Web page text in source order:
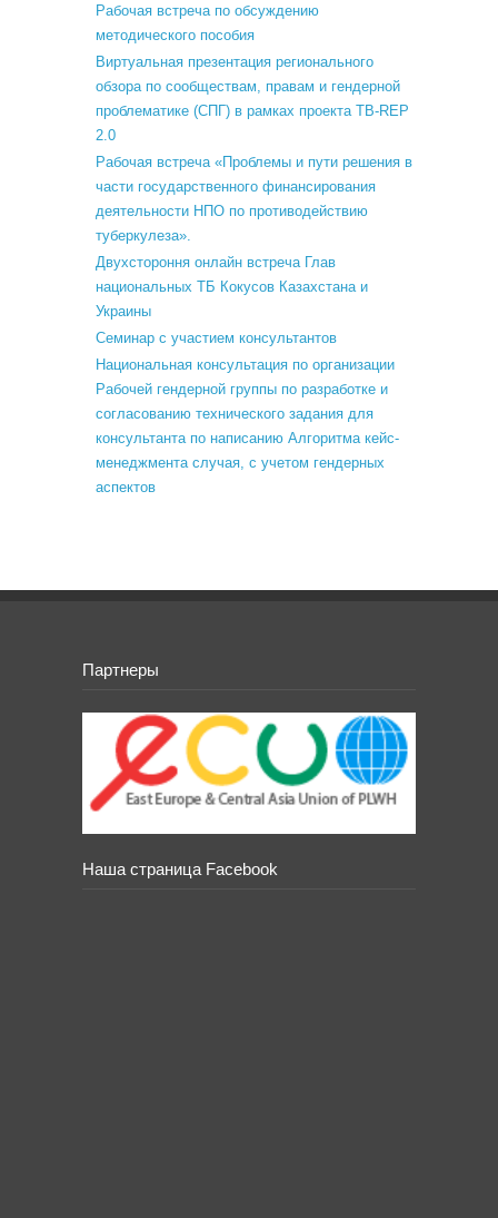
Рабочая встреча по обсуждению
методического пособия
Виртуальная презентация регионального
обзора по сообществам, правам и гендерной
проблематике (СПГ) в рамках проекта TB-REP
2.0
Рабочая встреча «Проблемы и пути решения в
части государственного финансирования
деятельности НПО по противодействию
туберкулеза».
Двухстороння онлайн встреча Глав
национальных ТБ Кокусов Казахстана и
Украины
Семинар с участием консультантов
Национальная консультация по организации
Рабочей гендерной группы по разработке и
согласованию технического задания для
консультанта по написанию Алгоритма кейс-
менеджмента случая, с учетом гендерных
аспектов
Партнеры
Наша страница Facebook